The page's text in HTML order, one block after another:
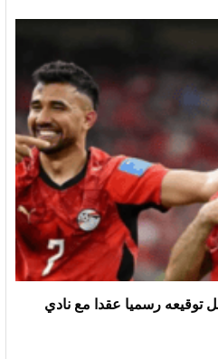
توقيعه رسميا عقدا مع نادي